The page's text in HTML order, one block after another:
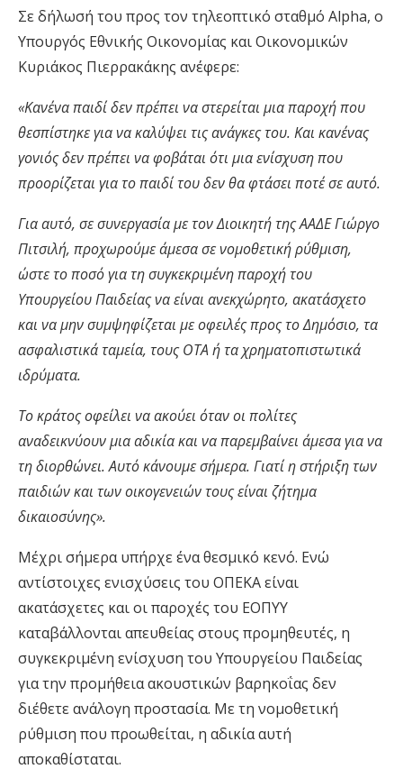
Σε δήλωσή του προς τον τηλεοπτικό σταθμό Alpha, ο
Υπουργός Εθνικής Οικονομίας και Οικονομικών
Κυριάκος Πιερρακάκης ανέφερε:
«Κανένα παιδί δεν πρέπει να στερείται μια παροχή που
θεσπίστηκε για να καλύψει τις ανάγκες του. Και κανένας
γονιός δεν πρέπει να φοβάται ότι μια ενίσχυση που
προορίζεται για το παιδί του δεν θα φτάσει ποτέ σε αυτό.
Για αυτό, σε συνεργασία με τον Διοικητή της ΑΑΔΕ Γιώργο
Πιτσιλή, προχωρούμε άμεσα σε νομοθετική ρύθμιση,
ώστε το ποσό για τη συγκεκριμένη παροχή του
Υπουργείου Παιδείας να είναι ανεκχώρητο, ακατάσχετο
και να μην συμψηφίζεται με οφειλές προς το Δημόσιο, τα
ασφαλιστικά ταμεία, τους ΟΤΑ ή τα χρηματοπιστωτικά
ιδρύματα.
Το κράτος οφείλει να ακούει όταν οι πολίτες
αναδεικνύουν μια αδικία και να παρεμβαίνει άμεσα για να
τη διορθώνει. Αυτό κάνουμε σήμερα. Γιατί η στήριξη των
παιδιών και των οικογενειών τους είναι ζήτημα
δικαιοσύνης».
Μέχρι σήμερα υπήρχε ένα θεσμικό κενό. Ενώ
αντίστοιχες ενισχύσεις του ΟΠΕΚΑ είναι
ακατάσχετες και οι παροχές του ΕΟΠΥΥ
καταβάλλονται απευθείας στους προμηθευτές, η
συγκεκριμένη ενίσχυση του Υπουργείου Παιδείας
για την προμήθεια ακουστικών βαρηκοΐας δεν
διέθετε ανάλογη προστασία. Με τη νομοθετική
ρύθμιση που προωθείται, η αδικία αυτή
αποκαθίσταται.